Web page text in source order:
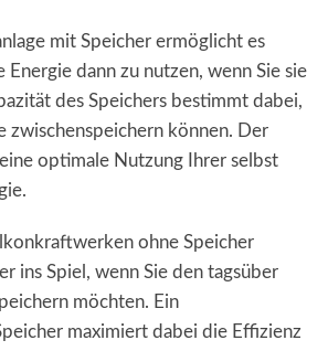
mit Speicher ermöglicht es
Energie dann zu nutzen, wenn Sie sie
des Speichers bestimmt dabei,
zwischenspeichern können. Der
optimale Nutzung Ihrer selbst
ohne Speicher
ins Spiel, wenn Sie den tagsüber
möchten. Ein
maximiert dabei die Effizienz